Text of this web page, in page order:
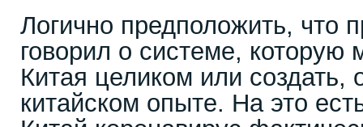
Логично предположить, что
говорил о системе, которую
Китая целиком или создать,
китайском опыте. На это